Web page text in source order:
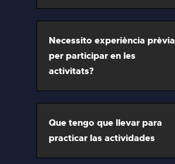
Necessito experiència prèvia
per participar en les
activitats?
Que tengo que llevar para
practicar las actividades